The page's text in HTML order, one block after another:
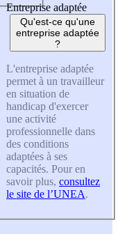
Entreprise adaptée
Qu'est-ce qu'une
entreprise adaptée
?
L'entreprise adaptée
permet à un travailleur
en situation de
handicap d'exercer
une activité
professionnelle dans
des conditions
adaptées à ses
capacités. Pour en
savoir plus, consultez
le site de l’UNEA.